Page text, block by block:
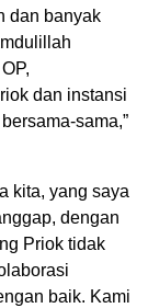
dan banyak
dan instansi
sama,”
kita, yang saya
dengan
Priok tidak
baik. Kami